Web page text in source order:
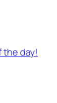
the day!